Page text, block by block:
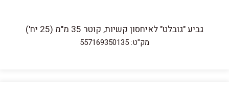
גביע "גובלט" לאיחסון קשיות, קוטר 35 מ"מ (25 יח')
מק"ט: 557169350135